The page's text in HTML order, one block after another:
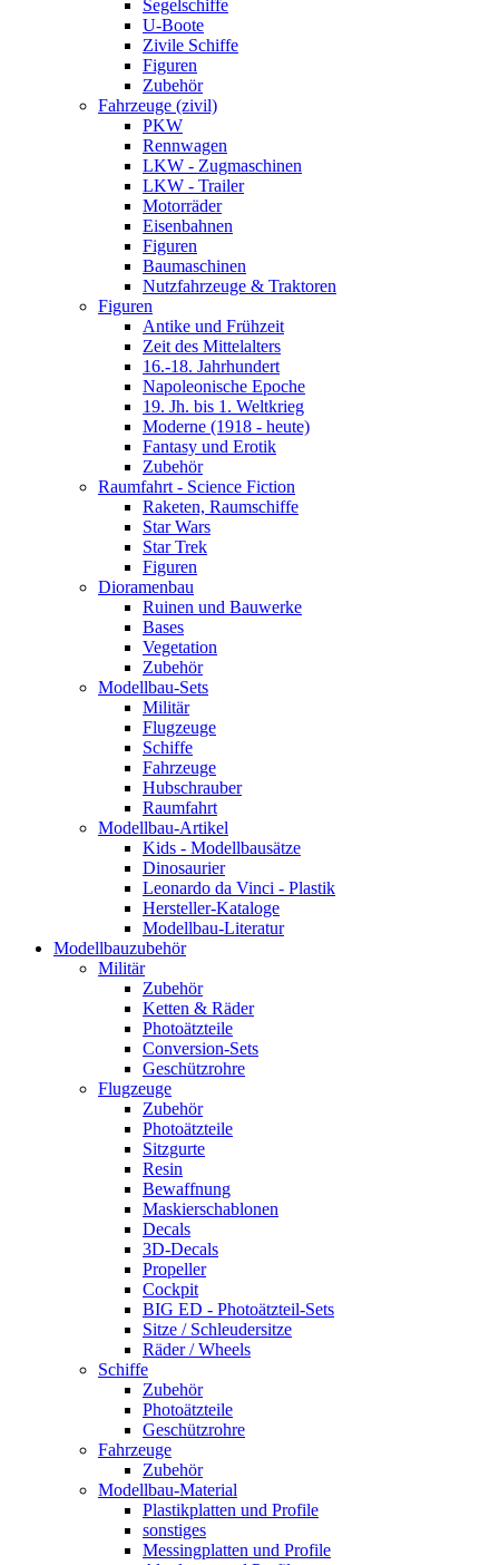
Segelschiffe
U-Boote
Zivile Schiffe
Figuren
Zubehör
Fahrzeuge (zivil)
PKW
Rennwagen
LKW - Zugmaschinen
LKW - Trailer
Motorräder
Eisenbahnen
Figuren
Baumaschinen
Nutzfahrzeuge & Traktoren
Figuren
Antike und Frühzeit
Zeit des Mittelalters
16.-18. Jahrhundert
Napoleonische Epoche
19. Jh. bis 1. Weltkrieg
Moderne (1918 - heute)
Fantasy und Erotik
Zubehör
Raumfahrt - Science Fiction
Raketen, Raumschiffe
Star Wars
Star Trek
Figuren
Dioramenbau
Ruinen und Bauwerke
Bases
Vegetation
Zubehör
Modellbau-Sets
Militär
Flugzeuge
Schiffe
Fahrzeuge
Hubschrauber
Raumfahrt
Modellbau-Artikel
Kids - Modellbausätze
Dinosaurier
Leonardo da Vinci - Plastik
Hersteller-Kataloge
Modellbau-Literatur
Modellbauzubehör
Militär
Zubehör
Ketten & Räder
Photoätzteile
Conversion-Sets
Geschützrohre
Flugzeuge
Zubehör
Photoätzteile
Sitzgurte
Resin
Bewaffnung
Maskierschablonen
Decals
3D-Decals
Propeller
Cockpit
BIG ED - Photoätzteil-Sets
Sitze / Schleudersitze
Räder / Wheels
Schiffe
Zubehör
Photoätzteile
Geschützrohre
Fahrzeuge
Zubehör
Modellbau-Material
Plastikplatten und Profile
sonstiges
Messingplatten und Profile